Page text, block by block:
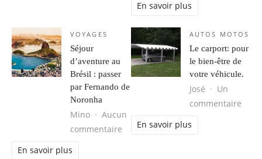
En savoir plus
VOYAGES
Séjour
d’aventure au
Brésil : passer
par Fernando de
Noronha
Mino
Aucun
commentaire sur Séjour d’aventure au Brésil :
En savoir plus
AUTOS MOTOS
Le carport: pour
le bien-être de
votre véhicule.
José
Un
commentaire
En savoir plus